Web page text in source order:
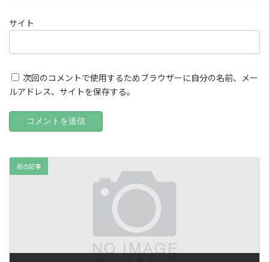
サイト
次回のコメントで使用するためブラウザーに自分の名前、メー
ルアドレス、サイトを保存する。
前の記事